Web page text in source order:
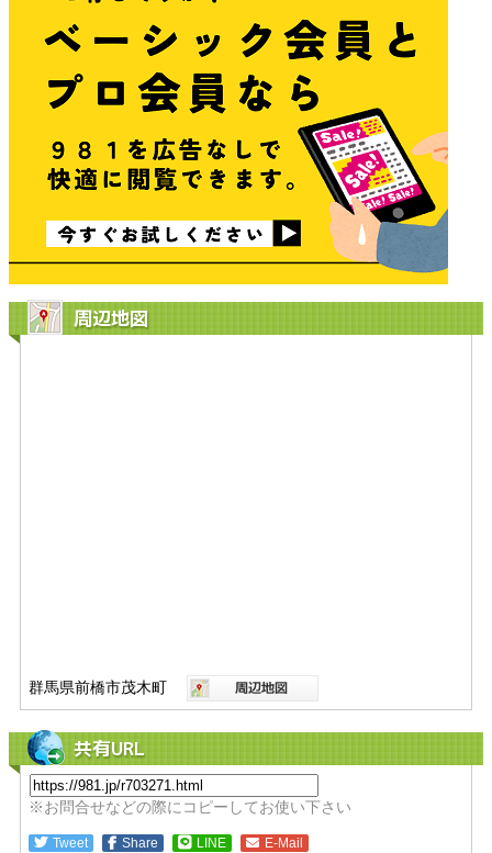
周辺地図
群馬県前橋市茂木町
共有URL
※お問合せなどの際にコピーしてお使い下さい
Tweet Share LINE E-Mail